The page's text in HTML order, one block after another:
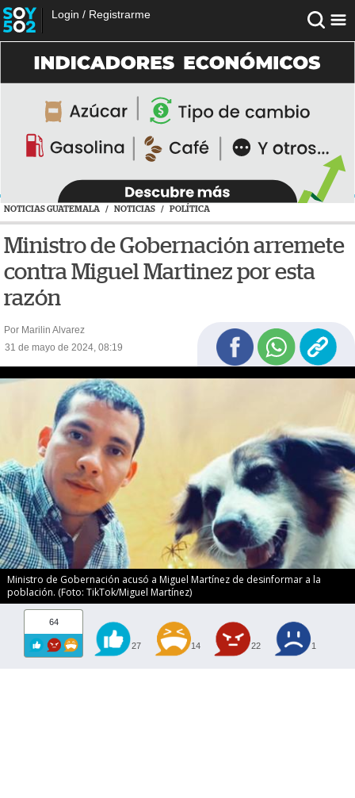
Login / Registrarme
NOTICIAS GUATEMALA / NOTICIAS / POLÍTICA
Ministro de Gobernación arremete
contra Miguel Martinez por esta
razón
Por Marilin Alvarez
31 de mayo de 2024, 08:19
Ministro de Gobernación acusó a Miguel Martínez de desinformar a la
población. (Foto: TikTok/Miguel Martínez)
64
27 14 22 1